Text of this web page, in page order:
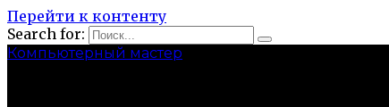
Перейти к контенту
Search for:
Компьютерный мастер